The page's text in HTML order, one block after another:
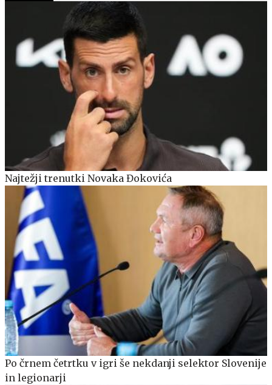
Najtežji trenutki Novaka Đokovića
Po črnem četrtku v igri še nekdanji selektor Slovenije
in legionarji